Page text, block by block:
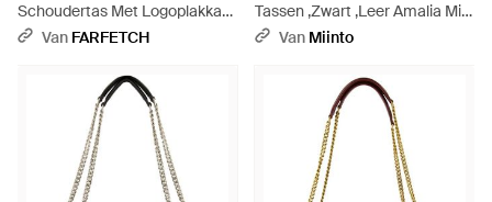
Schoudertas Met Logoplakkaat
- Paars
Van FARFETCH
Tassen ,Zwart ,Leer Amalia Mini
Hobo - Zwart
Van Miinto